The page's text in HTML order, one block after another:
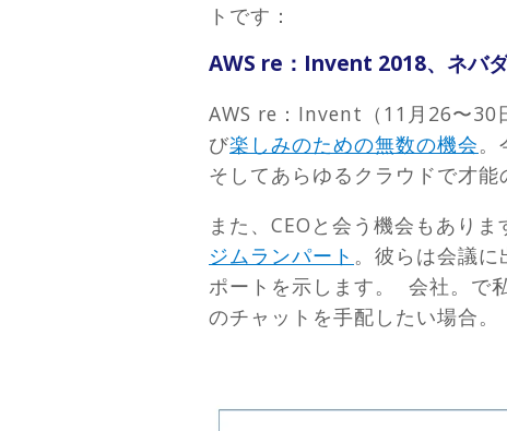
トです：
AWS re：Invent 2018、ネバ
AWS re：Invent（11月26〜30
び楽しみのための無数の機会。
そしてあらゆるクラウドで才能
また、CEOと会う機会もありま
ジムランパート 。彼らは会議
ポートを示します。 会社。で
のチャットを手配したい場合。